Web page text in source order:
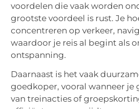
voordelen die vaak worden
grootste voordeel is rust. Je
concentreren op verkeer,
waardoor je reis al begint als
ontspanning.
Daarnaast is het vaak
goedkoper, vooral wanneer
van treinacties of